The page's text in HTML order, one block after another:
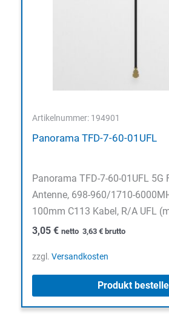
Artikelnummer: 194901
Panorama TFD-7-60-01UFL
Panorama TFD-7-60-01UFL 5G
Antenne, 698-960/1710-
100mm C113 Kabel, R/A UFL
3,05 € netto 3,63 € brutto
zzgl. Versandkosten
Produkt